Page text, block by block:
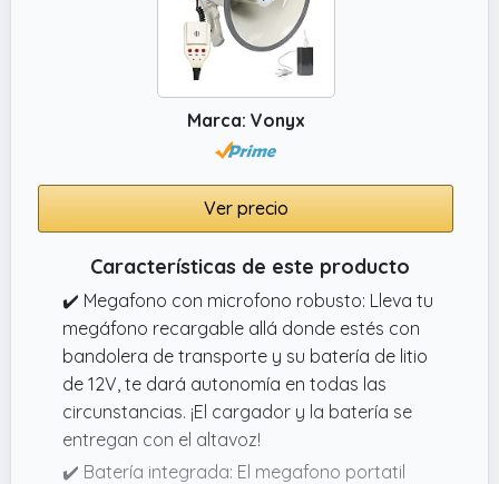
Marca: Vonyx
Ver precio
Características de este producto
✔️ Megafono con microfono robusto: Lleva tu
megáfono recargable allá donde estés con
bandolera de transporte y su batería de litio
de 12V, te dará autonomía en todas las
circunstancias. ¡El cargador y la batería se
entregan con el altavoz!
✔️ Batería integrada: El megafono portatil